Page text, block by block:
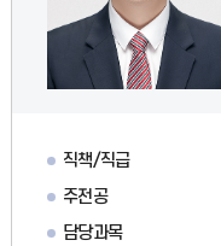
직책/직급
주전공
담당과목